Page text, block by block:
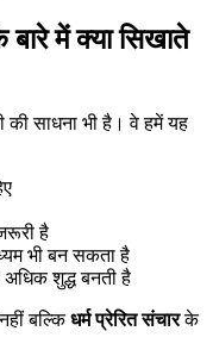
में क्या सिखाते
की साधना भी है। वे हमें यह
है
भी बन सकता है
अधिक शुद्ध बनती है
बल्किधर्म प्रेरित संचारके